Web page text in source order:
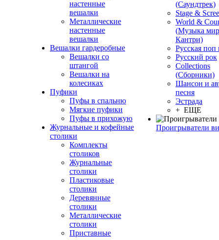
настенные
вешалки
Металлические
настенные
вешалки
Вешалки гардеробные
Вешалки со
штангой
Вешалки на
колесиках
Пуфики
Пуфы в спальню
Мягкие пуфики
Пуфы в прихожую
Журнальные и кофейные
столики
Комплекты
столиков
Журнальные
столики
Пластиковые
столики
Деревянные
столики
Металлические
столики
Приставные
(Саундтрек)
Stage &
World &
(Музыка
Кантри)
Русская поп
Русский рок
Сollections
(Сборники)
Шансон и
песня
Эстрада
+ ЕЩЕ
Проигрыватели